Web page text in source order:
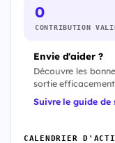
0
CONTRIBUTION
Envie d'aider ?
Découvre les
sortie
Suivre le guide
CALENDRIER